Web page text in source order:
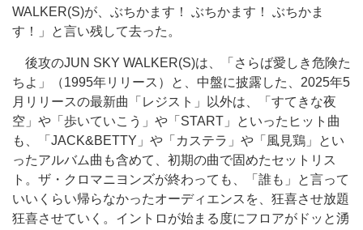
WALKER(S)が、ぶちかます！ ぶちかます！ ぶちかま
す！」と言い残して去った。
後攻のJUN SKY WALKER(S)は、「さらば愛しき危険た
ちよ」（1995年リリース）と、中盤に披露した、2025年5
月リリースの最新曲「レジスト」以外は、「すてきな夜
空」や「歩いていこう」や「START」といったヒット曲
も、「JACK&BETTY」や「カステラ」や「風見鶏」とい
ったアルバム曲も含めて、初期の曲で固めたセットリス
ト。ザ・クロマニヨンズが終わっても、「誰も」と言って
いいくらい帰らなかったオーディエンスを、狂喜させ放題
狂喜させていく。イントロが始まる度にフロアがドッと湧